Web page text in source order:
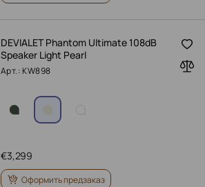
DEVIALET Phantom Ultimate 108dB
Speaker Light Pearl
Арт.: KW898
3,299
€
Оформить предзаказ